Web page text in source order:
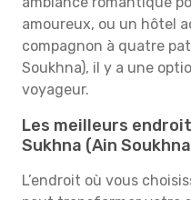
amoureux, ou un hôtel
compagnon à quatre
Soukhna), il y a une
voyageur.
Les meilleurs
Sukhna (Ain
L’endroit où vous